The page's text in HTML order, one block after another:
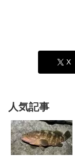
X
人気記事